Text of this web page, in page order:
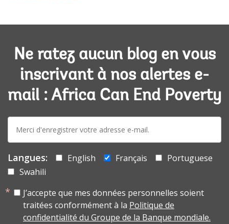
Ne ratez aucun blog en vous
inscrivant à nos alertes e-
mail : Africa Can End Poverty
mail:
Langues: English Français
Portuguese
Swahili
J’accepte que mes données personnelles soient
traitées conformément à la Politique de
confidentialité du Groupe de la Banque mondiale.